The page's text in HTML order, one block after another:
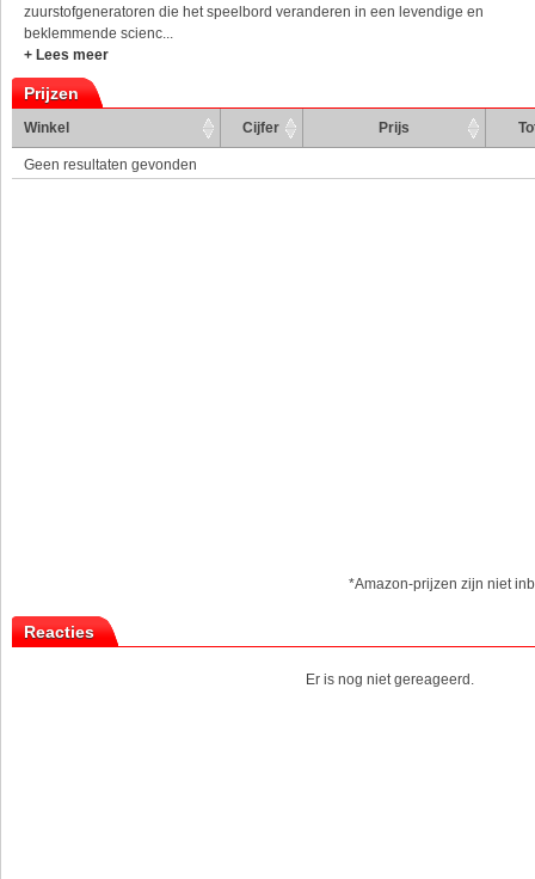
zuurstofgeneratoren die het speelbord veranderen in een levendige en
beklemmende scienc...
+ Lees meer
Prijzen
Winkel Cijfer Prijs
Geen resultaten gevonden
*Amazon-prijzen zijn niet
Reacties
Er is nog niet gereageerd.